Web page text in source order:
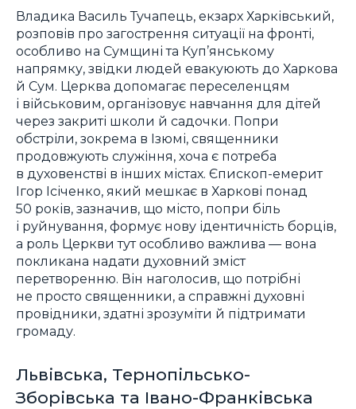
Владика Василь Тучапець, екзарх Харківський,
розповів про загострення ситуації на фронті,
особливо на Сумщині та Куп’янському
напрямку, звідки людей евакуюють до Харкова
й Сум. Церква допомагає переселенцям
і військовим, організовує навчання для дітей
через закриті школи й садочки. Попри
обстріли, зокрема в Ізюмі, священники
продовжують служіння, хоча є потреба
в духовенстві в інших містах. Єпископ-емерит
Ігор Ісіченко, який мешкає в Харкові понад
50 років, зазначив, що місто, попри біль
і руйнування, формує нову ідентичність борців,
а роль Церкви тут особливо важлива — вона
покликана надати духовний зміст
перетворенню. Він наголосив, що потрібні
не просто священники, а справжні духовні
провідники, здатні зрозуміти й підтримати
громаду.
Львівська, Тернопільсько-
Зборівська та Івано-Франківська